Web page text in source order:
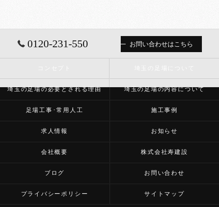
0120-231-550 お問い合わせはこちら
埼玉の足場の必要とされる理由 埼玉の足場の内容について
足場工事･常用人工 施工事例
求人情報 お知らせ
会社概要 株式会社寿建設
ブログ お問い合わせ
プライバシーポリシー サイトマップ